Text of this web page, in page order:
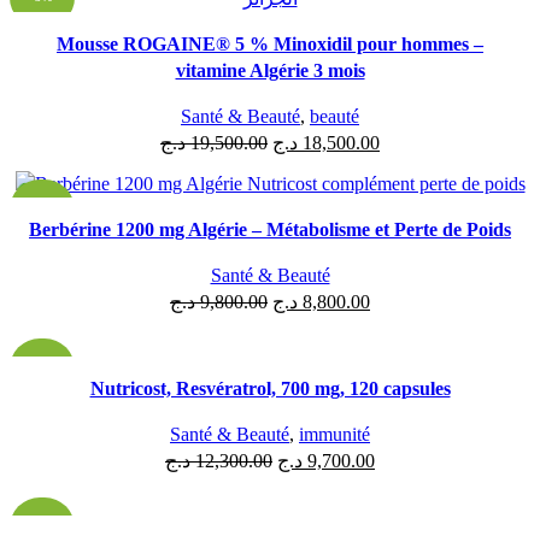
ÉPUISÉ
Mousse ROGAINE® 5 % Minoxidil pour hommes –
vitamine Algérie 3 mois
Santé & Beauté, beauté
19,500.00 د.ج 18,500.00 د.ج
Berbérine 1200 mg Algérie – Métabolisme et Perte de Poids
Santé & Beauté
9,800.00 د.ج 8,800.00 د.ج
Nutricost, Resvératrol, 700 mg, 120 capsules
Santé & Beauté, immunité
12,300.00 د.ج 9,700.00 د.ج